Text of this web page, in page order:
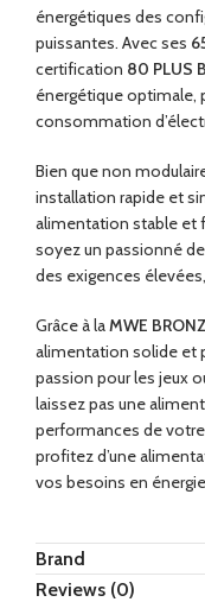
énergétiques des
puissantes. Avec ses
certification 80 PLUS
énergétique optimale,
consommation
Bien que non
installation rapide et
alimentation stable et
soyez un passionné
des exigences
Grâce à laMWE
alimentation solide et
passion pour les jeux
laissez pas une
performances de
profitez d’une
vos besoins en
Brand
Reviews (0)